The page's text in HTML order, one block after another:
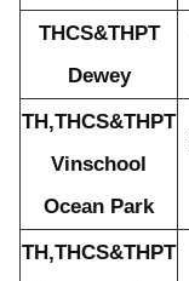
THCS&THPT
Dewey
TH,THCS&THPT
Vinschool
Ocean Park
TH,THCS&THPT